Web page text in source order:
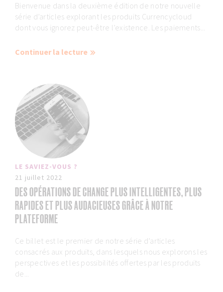
Bienvenue dans la deuxième édition de notre nouvelle
série d’articles explorant les produits Currencycloud
dont vous ignorez peut-être l’existence. Les paiements...
Continuer la lecture
LE SAVIEZ-VOUS ?
21 juillet 2022
DES OPÉRATIONS DE CHANGE PLUS INTELLIGENTES, PLUS
RAPIDES ET PLUS AUDACIEUSES GRÂCE À NOTRE
PLATEFORME
Ce billet est le premier de notre série d’articles
consacrés aux produits, dans lesquels nous explorons les
perspectives et les possibilités offertes par les produits
de...